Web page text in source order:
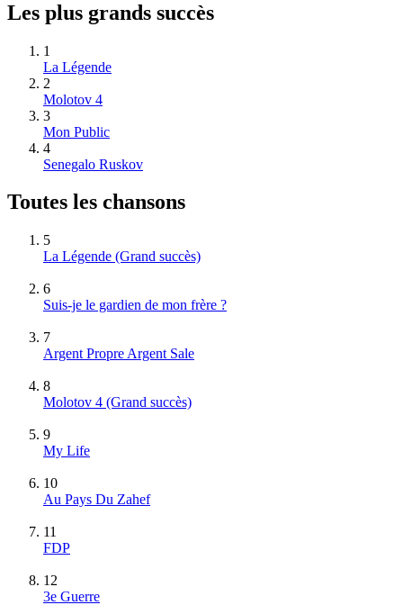
Les plus grands succès
1
La Légende
2
Molotov 4
3
Mon Public
4
Senegalo Ruskov
Toutes les chansons
5
La Légende (Grand succès)
6
Suis-je le gardien de mon frère ?
7
Argent Propre Argent Sale
8
Molotov 4 (Grand succès)
9
My Life
10
Au Pays Du Zahef
11
FDP
12
3e Guerre